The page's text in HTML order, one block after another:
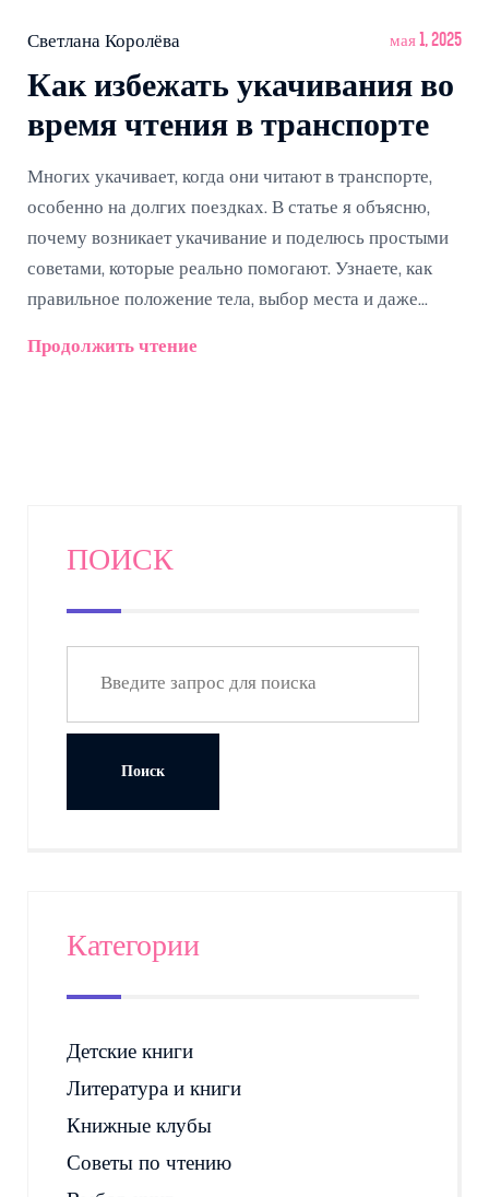
Светлана Королёва мая 1, 2025
Как избежать укачивания во
время чтения в транспорте
Многих укачивает, когда они читают в транспорте,
особенно на долгих поездках. В статье я объясню,
почему возникает укачивание и поделюсь простыми
советами, которые реально помогают. Узнаете, как
правильное положение тела, выбор места и даже
научные факты и проверенные трюки, чтобы поездки
Продолжить чтение
ПОИСК
Категории
Детские книги
Литература и книги
Книжные клубы
Советы по чтению